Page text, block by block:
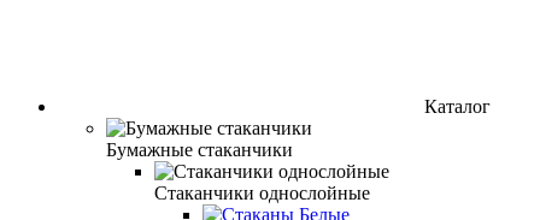
Каталог
Бумажные стаканчики
Стаканчики однослойные